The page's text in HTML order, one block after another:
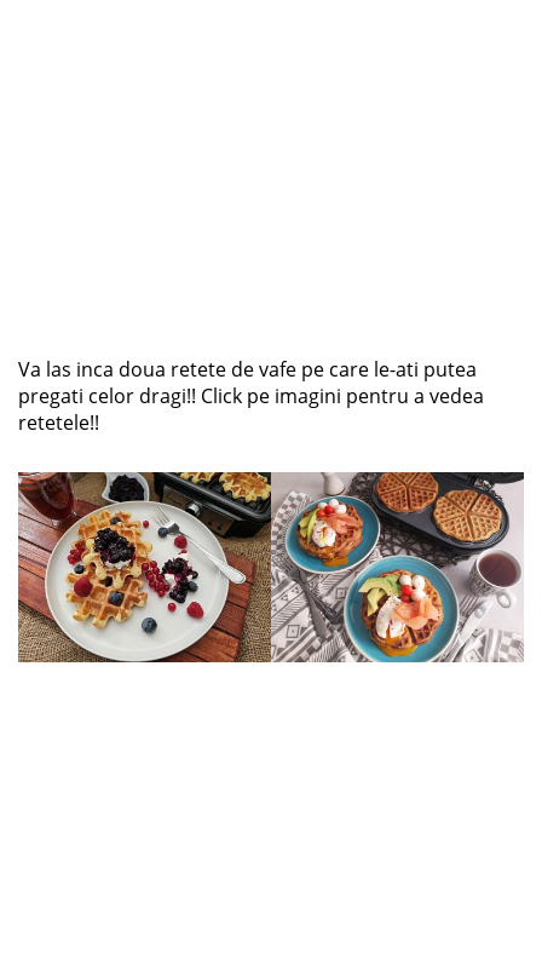
Va las inca doua retete de vafe pe care le-ati putea
pregati celor dragi!! Click pe imagini pentru a vedea
retetele!!